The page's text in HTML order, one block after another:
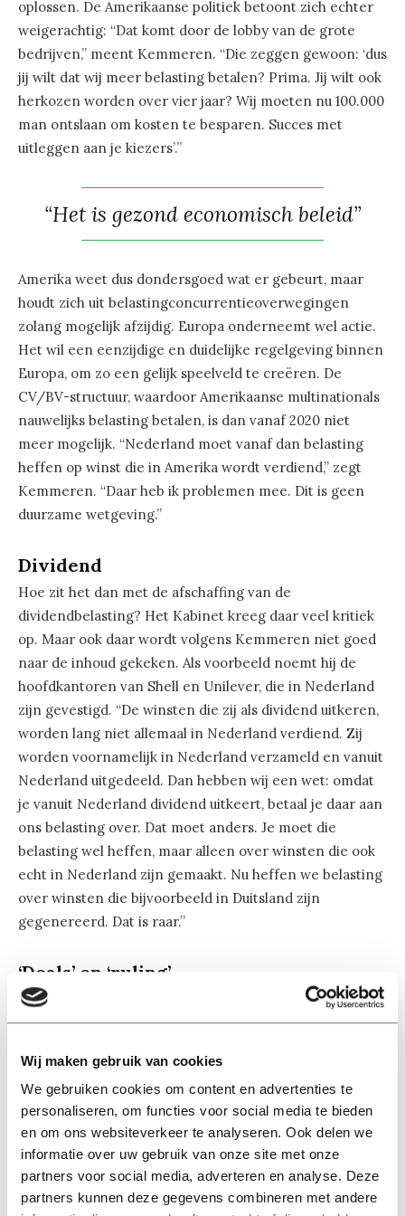
Wij maken gebruik van cookies
We gebruiken cookies om content en advertenties te
personaliseren, om functies voor social media te bieden
en om ons websiteverkeer te analyseren. Ook delen we
informatie over uw gebruik van onze site met onze
partners voor social media, adverteren en analyse. Deze
partners kunnen deze gegevens combineren met andere
oplossen. De Amerikaanse politiek betoont zich echter
weigerachtig: “Dat komt door de lobby van de grote
bedrijven,” meent Kemmeren. “Die zeggen gewoon: ‘dus
jij wilt dat wij meer belasting betalen? Prima. Jij wilt ook
herkozen worden over vier jaar? Wij moeten nu 100.000
man ontslaan om kosten te besparen. Succes met
uitleggen aan je kiezers’.”
“Het is gezond economisch beleid”
Amerika weet dus dondersgoed wat er gebeurt, maar
houdt zich uit belastingconcurrentieoverwegingen
zolang mogelijk afzijdig. Europa onderneemt wel actie.
Het wil een eenzijdige en duidelijke regelgeving binnen
Europa, om zo een gelijk speelveld te creëren. De
CV/BV-structuur, waardoor Amerikaanse multinationals
nauwelijks belasting betalen, is dan vanaf 2020 niet
meer mogelijk. “Nederland moet vanaf dan belasting
heffen op winst die in Amerika wordt verdiend,” zegt
Kemmeren. “Daar heb ik problemen mee. Dit is geen
duurzame wetgeving.”
Dividend
Hoe zit het dan met de afschaffing van de
dividendbelasting? Het Kabinet kreeg daar veel kritiek
op. Maar ook daar wordt volgens Kemmeren niet goed
naar de inhoud gekeken. Als voorbeeld noemt hij de
hoofdkantoren van Shell en Unilever, die in Nederland
zijn gevestigd. “De winsten die zij als dividend uitkeren,
worden lang niet allemaal in Nederland verdiend. Zij
worden voornamelijk in Nederland verzameld en vanuit
Nederland uitgedeeld. Dan hebben wij een wet: omdat
je vanuit Nederland dividend uitkeert, betaal je daar aan
ons belasting over. Dat moet anders. Je moet die
belasting wel heffen, maar alleen over winsten die ook
echt in Nederland zijn gemaakt. Nu heffen we belasting
over winsten die bijvoorbeeld in Duitsland zijn
gegenereerd. Dat is raar.”
‘Deals’ en ‘ruling’
Tel bij het voorgaande de ophef over termen als ‘deals’
en ‘ruling’ op en het beeld ontstaat van een
Kemmeren niet goed begrepen: “Een ruling is geen
dealtje, maar gewoon een privaatrechtelijke
vaststellingsovereenkomst,” zegt de hoogleraar. “Die
term dekt de lading ook precies: vaststellen hoe het
recht in een bepaalde zaak moet worden toegepast. Jij
geeft de feiten, de inspecteur stelt op basis van het
geldend recht vast hoeveel belasting je in dat geval